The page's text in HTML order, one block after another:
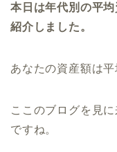
本日は年代別の平
紹介しました。
あなたの資産額は
ここのブログを見
ですね。